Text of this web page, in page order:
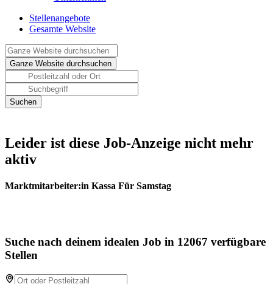
Stellenangebote
Gesamte Website
Leider ist diese Job-Anzeige nicht mehr
aktiv
Marktmitarbeiter:in Kassa Für Samstag
Suche nach deinem idealen Job in 12067 verfügbare
Stellen